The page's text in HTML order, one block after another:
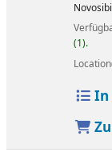
(1).
In